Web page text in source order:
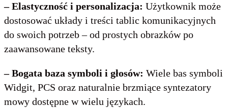
– Elastyczność i personalizacja: Użytkownik może
dostosować układy i treści tablic komunikacyjnych
do swoich potrzeb – od prostych obrazków po
zaawansowane teksty.
– Bogata baza symboli i głosów: Wiele bas symboli
Widgit, PCS oraz naturalnie brzmiące syntezatory
mowy dostępne w wielu językach.